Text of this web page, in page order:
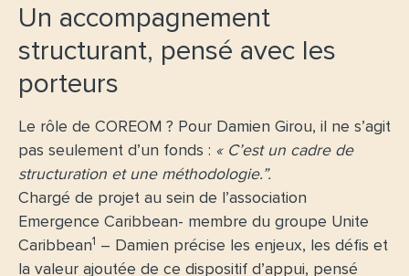
Un accompagnement
structurant, pensé avec les
porteurs
Le rôle de COREOM ? Pour Damien Girou, il ne s’agit
pas seulement d’un fonds : « C’est un cadre de
structuration et une méthodologie.”.
Chargé de projet au sein de l’association
Emergence Caribbean- membre du groupe Unite
Caribbean1 – Damien précise les enjeux, les défis et
la valeur ajoutée de ce dispositif d’appui, pensé